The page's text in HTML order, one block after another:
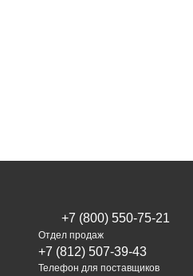
+7 (800) 550-75-21
Отдел продаж
+7 (812) 507-39-43
Телефон для поставщиков